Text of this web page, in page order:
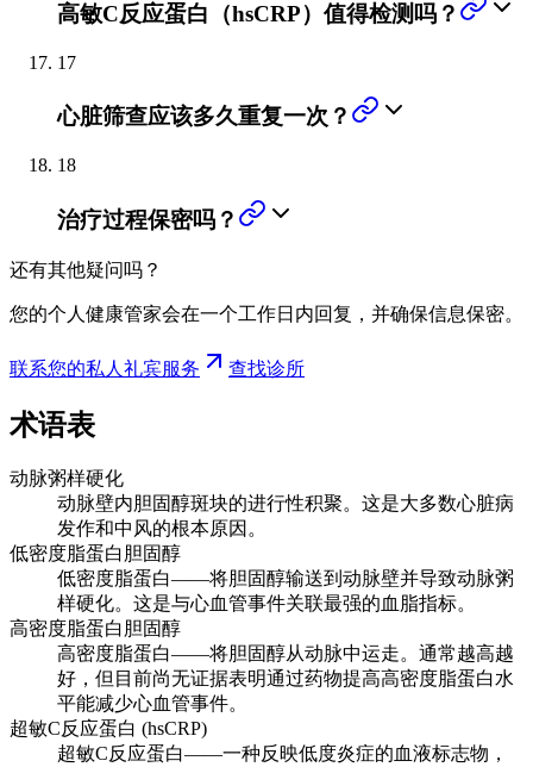
高敏C反应蛋白（hsCRP）值得检测吗？
17
心脏筛查应该多久重复一次？
18
治疗过程保密吗？
还有其他疑问吗？
您的个人健康管家会在一个工作日内回复，并确保信息保密。
联系您的私人礼宾服务 查找诊所
术语表
动脉粥样硬化
动脉壁内胆固醇斑块的进行性积聚。这是大多数心脏病
发作和中风的根本原因。
低密度脂蛋白胆固醇
低密度脂蛋白——将胆固醇输送到动脉壁并导致动脉粥
样硬化。这是与心血管事件关联最强的血脂指标。
高密度脂蛋白胆固醇
高密度脂蛋白——将胆固醇从动脉中运走。通常越高越
好，但目前尚无证据表明通过药物提高高密度脂蛋白水
平能减少心血管事件。
超敏C反应蛋白 (hsCRP)
超敏C反应蛋白——一种反映低度炎症的血液标志物，